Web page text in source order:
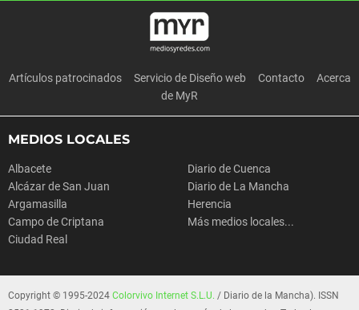
Artículos patrocinados Servicio de Diseño web Contacto
Acerca
de MyR
MEDIOS LOCALES
Albacete
Alcázar de San Juan
Argamasilla
Campo de Criptana
Ciudad Real
Diario de Cuenca
Diario de La Mancha
Herencia
Más medios locales...
Copyright © 1995-2024 Colorvivo Internet S.L.U. / Diario de la Mancha). ISSN